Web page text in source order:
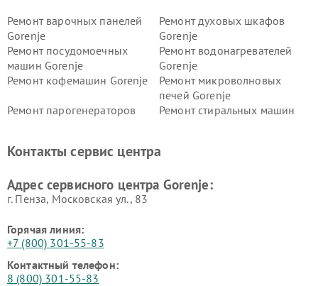
Ремонт варочных панелей
Gorenje
Ремонт духовых шкафов
Gorenje
Ремонт посудомоечных
машин Gorenje
Ремонт водонагревателей
Gorenje
Ремонт кофемашин Gorenje
Ремонт микроволновых
печей Gorenje
Ремонт парогенераторов
Ремонт стиральных машин
Контакты сервис центра
Адрес сервисного центра Gorenje:
г. Пенза, Московская ул., 83
Горячая линия:
+7 (800) 301-55-83
Контактный телефон:
8 (800) 301-55-83